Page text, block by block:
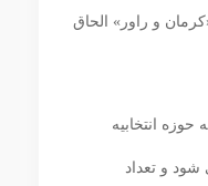
و راور» الحاق
حوزه انتخابیه
شود و تعداد